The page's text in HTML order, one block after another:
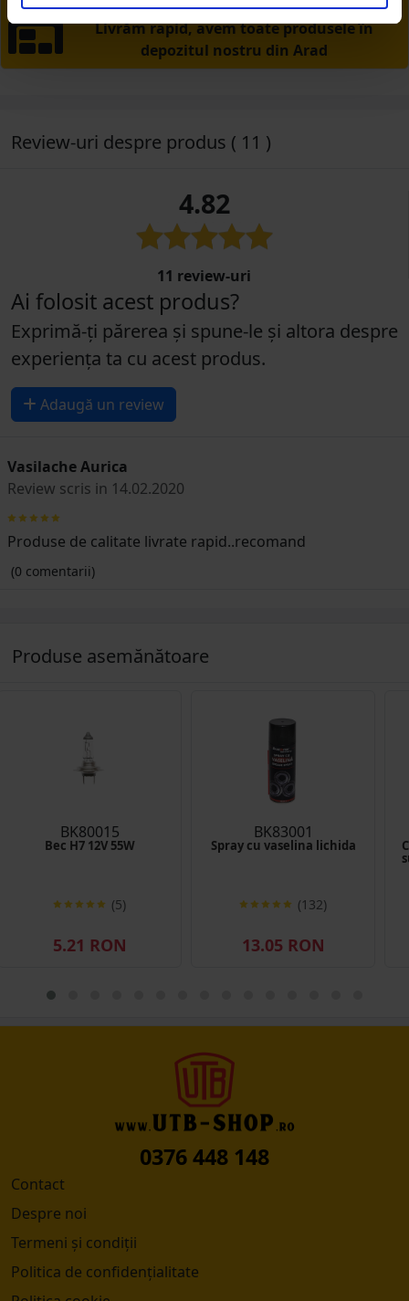
PRODUSE DIN STOC
Livrăm rapid, avem toate produsele în
depozitul nostru din Arad
Review-uri despre produs ( 11 )
4.82
11 review-uri
Ai folosit acest produs?
Exprimă-ți părerea și spune-le și altora despre
experiența ta cu acest produs.
Adaugă un review
Vasilache Aurica
Review scris in 14.02.2020
Produse de calitate livrate rapid..recomand
(0 comentarii)
Produse asemănătoare
BK80015
Bec H7 12V 55W
(5)
5.21 RON
BK83001
Spray cu vaselina lichida
(132)
13.05 RON
0376 448 148
Contact
Despre noi
Termeni și condiții
Politica de confidențialitate